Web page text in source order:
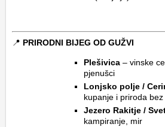
📍 PRIRODNI BIJEG OD GUŽVI
Plešivica – vinske
pjenušci
Lonjsko polje /
kupanje i priroda
Jezero Rakitje /
kampiranje, mir